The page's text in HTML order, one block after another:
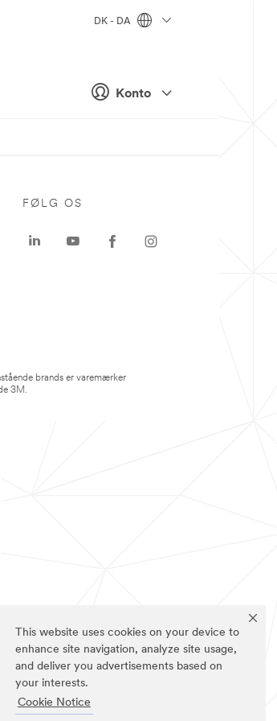
This website uses cookies on your device to
enhance site navigation, analyze site usage,
and deliver you advertisements based on
your interests.
Cookie Notice
Konto
DK - DA
FØLG OS
brands er varemærker
3M.